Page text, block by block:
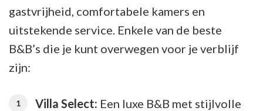
gastvrijheid, comfortabele kamers en
uitstekende service. Enkele van de beste
B&B’s die je kunt overwegen voor je verblijf
zijn:
Villa Select: Een luxe B&B met stijlvolle